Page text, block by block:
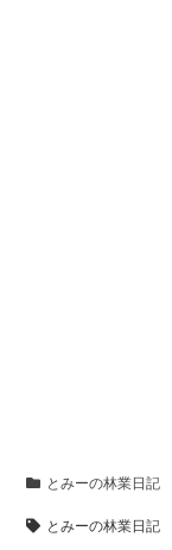
とみーの林業日記
とみーの林業日記